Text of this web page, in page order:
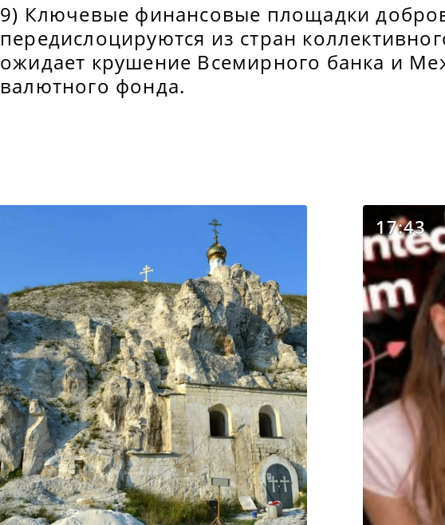
9) Ключевые финансовые площадки
передислоцируются из стран
ожидает крушение Всемирного банка и
валютного фонда.
17:43